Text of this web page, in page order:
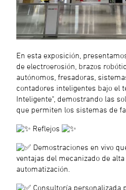
En esta exposición,
de electroerosión, brazos
autónomos, fresadoras,
contadores inteligentes bajo el
Inteligente", demostrando las
que permiten los sistemas de
Reflejos
Demostraciones en vivo
ventajas del mecanizado de
automatización.
Consultoría personalizada